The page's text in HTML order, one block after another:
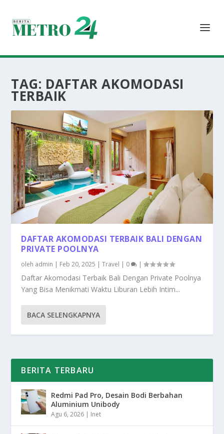
TAG: DAFTAR AKOMODASI
TERBAIK
DAFTAR AKOMODASI TERBAIK BALI DENGAN
PRIVATE POOLNYA
oleh admin | Feb 20, 2025 |Travel | 0 |
Daftar Akomodasi Terbaik Bali Dengan Private Poolnya
Yang Bisa Menikmati Waktu Liburan Lebih Intim...
BACA SELENGKAPNYA
BERITA TERBARU
Redmi Pad Pro, Desain Bodi Berbahan
Aluminium Unibody
Agu 6, 2026 | Inet